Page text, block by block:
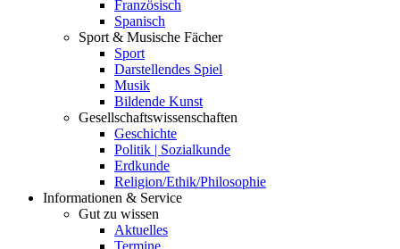
Französisch
Spanisch
Sport & Musische Fächer
Sport
Darstellendes Spiel
Musik
Bildende Kunst
Gesellschaftswissenschaften
Geschichte
Politik | Sozialkunde
Erdkunde
Religion/Ethik/Philosophie
Informationen & Service
Gut zu wissen
Aktuelles
Termine